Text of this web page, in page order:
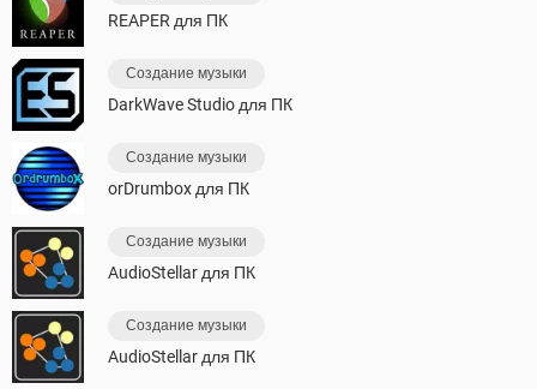
REAPER для ПК
Создание музыки
DarkWave Studio для ПК
Создание музыки
orDrumbox для ПК
Создание музыки
AudioStellar для ПК
Создание музыки
AudioStellar для ПК